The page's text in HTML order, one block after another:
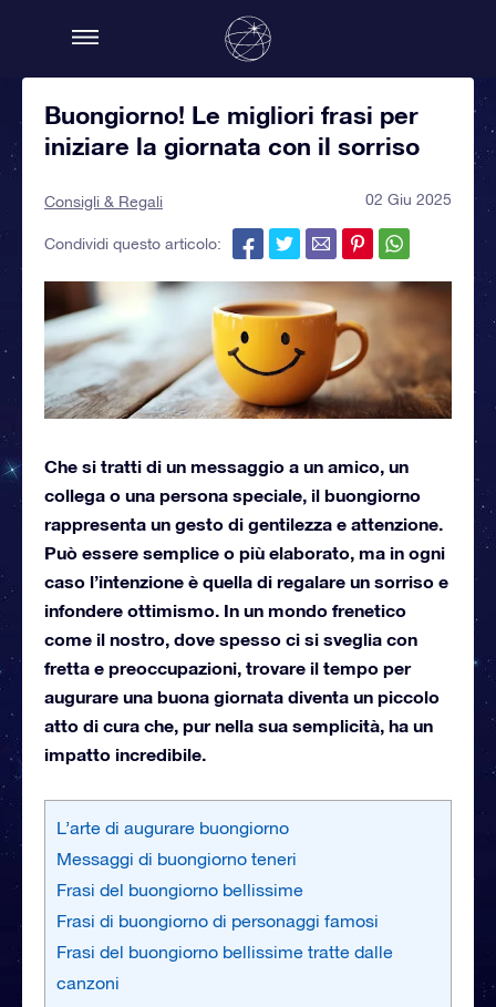
Buongiorno! Le migliori frasi per
iniziare la giornata con il sorriso
Consigli & Regali 02 Giu 2025
Condividi questo articolo:
Che si tratti di un messaggio a un amico, un
collega o una persona speciale, il buongiorno
rappresenta un gesto di gentilezza e attenzione.
Può essere semplice o più elaborato, ma in ogni
caso l’intenzione è quella di regalare un sorriso e
infondere ottimismo. In un mondo frenetico
come il nostro, dove spesso ci si sveglia con
fretta e preoccupazioni, trovare il tempo per
augurare una buona giornata diventa un piccolo
atto di cura che, pur nella sua semplicità, ha un
impatto incredibile.
L’arte di augurare buongiorno
Messaggi di buongiorno teneri
Frasi del buongiorno bellissime
Frasi di buongiorno di personaggi famosi
Frasi del buongiorno bellissime tratte dalle
canzoni